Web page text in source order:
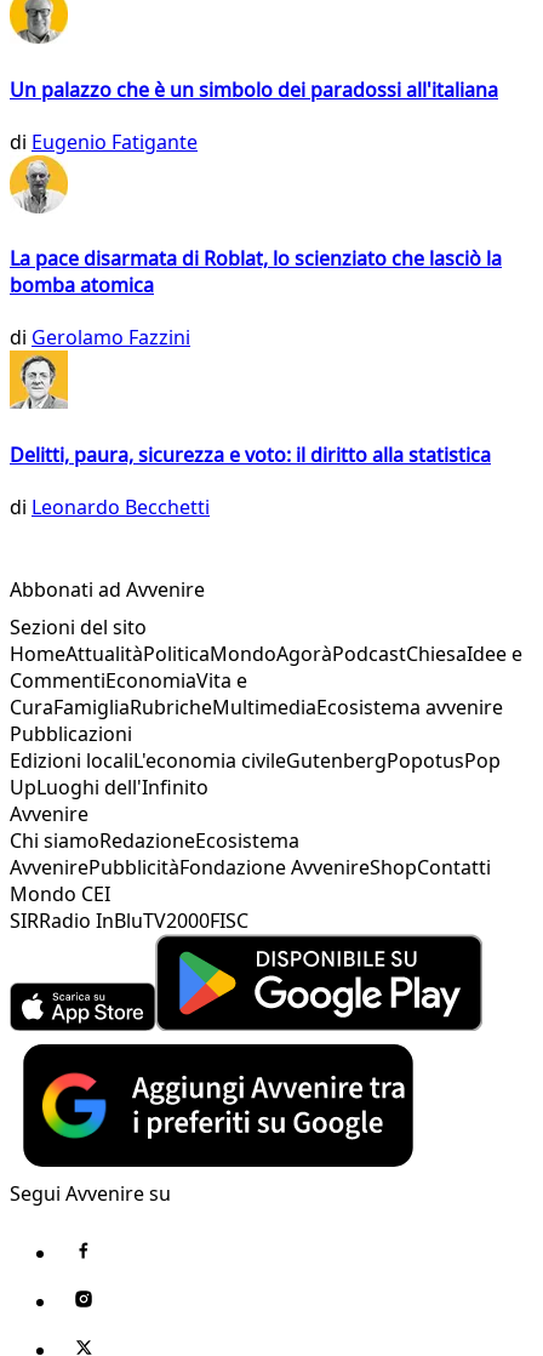
Un palazzo che è un simbolo dei paradossi all'italiana
di Eugenio Fatigante
La pace disarmata di Roblat, lo scienziato che lasciò la
bomba atomica
di Gerolamo Fazzini
Delitti, paura, sicurezza e voto: il diritto alla statistica
di Leonardo Becchetti
Abbonati ad Avvenire
Sezioni del sito
HomeAttualitàPoliticaMondoAgoràPodcastChiesaIdee e
CommentiEconomiaVita e
CuraFamigliaRubricheMultimediaEcosistema avvenire
Pubblicazioni
Edizioni localiL'economia civileGutenbergPopotusPop
UpLuoghi dell'Infinito
Avvenire
Chi siamoRedazioneEcosistema
AvvenirePubblicitàFondazione AvvenireShopContatti
Mondo CEI
SIRRadio InBluTV2000FISC
Segui Avvenire su